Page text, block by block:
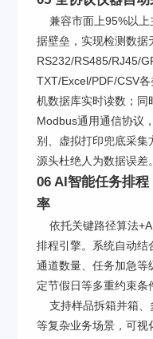
兼容市面上95%以上
据壁垒，实现检测数据
RS232/RS485/RJ45/
TXT/Excel/PDF/CSV
机数据库实时读数；同
Modbus通用通信协议
别、虚拟打印兜底采集
源头杜绝人为数据误差。
06 AI智能任务排
率
依托关键路径算法
排程引擎。系统自动结
通道数量、任务加急等
定节假日等多重约束条
支持样品拆箱并箱、
等复杂业务场景，可视